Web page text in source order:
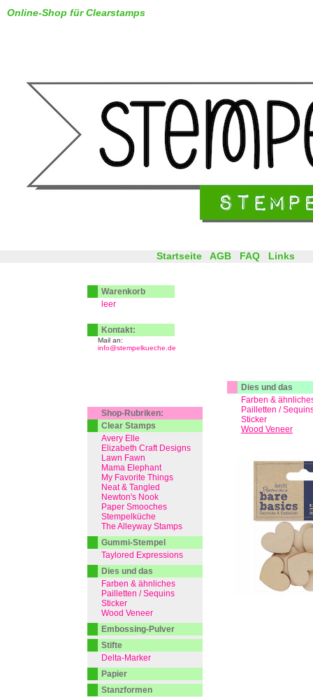
Online-Shop für Clearstamps
Dies und das
Farben &
Pailletten /
Sticker
Wood Veneer
Startseite AGB FAQ Links
Warenkorb
leer
Kontakt:
Mail an:
info@stempelkueche.de
Shop-Rubriken:
Clear Stamps
Avery Elle
Elizabeth Craft Designs
Lawn Fawn
Mama Elephant
My Favorite Things
Neat & Tangled
Newton's Nook
Paper Smooches
Stempelküche
The Alleyway Stamps
Gummi-Stempel
Taylored Expressions
Dies und das
Farben & ähnliches
Pailletten / Sequins
Sticker
Wood Veneer
Embossing-Pulver
Stifte
Delta-Marker
Papier
Stanzformen